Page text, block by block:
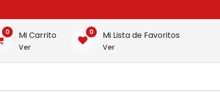
0 Mi Carrito
Ver
0 Mi Lista de Favoritos
Ver